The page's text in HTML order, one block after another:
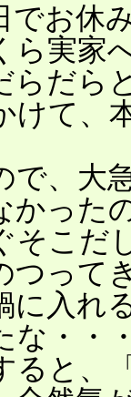
でお休
ら実家
らだら
けて、
で、大
かった
そこだ
つって
に入れ
な・・
ると、